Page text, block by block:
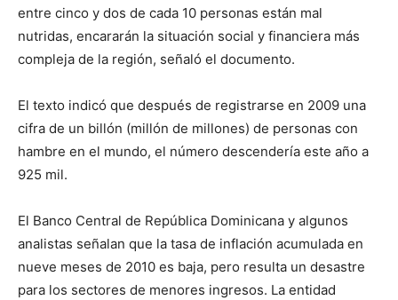
entre cinco y dos de cada 10 personas están mal
nutridas, encararán la situación social y financiera más
compleja de la región, señaló el documento.
El texto indicó que después de registrarse en 2009 una
cifra de un billón (millón de millones) de personas con
hambre en el mundo, el número descendería este año a
925 mil.
El Banco Central de República Dominicana y algunos
analistas señalan que la tasa de inflación acumulada en
nueve meses de 2010 es baja, pero resulta un desastre
para los sectores de menores ingresos. La entidad